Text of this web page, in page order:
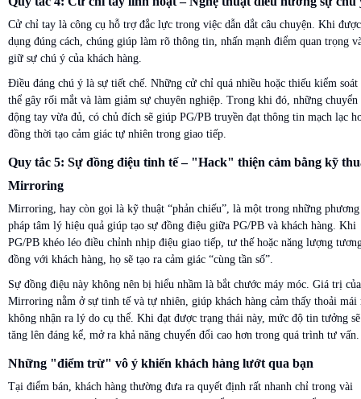
Cử chỉ tay là công cụ hỗ trợ đắc lực trong việc dẫn dắt câu chuyện. Khi
dụng đúng cách, chúng giúp làm rõ thông tin, nhấn mạnh điểm quan trọng
giữ sự chú ý của khách hàng.
Điều đáng chú ý là sự tiết chế. Những cử chỉ quá nhiều hoặc thiếu kiểm soát
thể gây rối mắt và làm giảm sự chuyên nghiệp. Trong khi đó, những chuyển
động tay vừa đủ, có chủ đích sẽ giúp PG/PB truyền đạt thông tin mạch lạc
đồng thời tạo cảm giác tự nhiên trong giao tiếp.
Quy tắc 5: Sự đồng điệu tinh tế – "Hack" thiện cảm bằng kỹ
Mirroring
Mirroring, hay còn gọi là kỹ thuật “phản chiếu”, là một trong những phương
pháp tâm lý hiệu quả giúp tạo sự đồng điệu giữa PG/PB và khách hàng. Khi
PG/PB khéo léo điều chỉnh nhịp điệu giao tiếp, tư thế hoặc năng lượng
đồng với khách hàng, họ sẽ tạo ra cảm giác “cùng tần số”.
Sự đồng điệu này không nên bị hiểu nhầm là bắt chước máy móc. Giá trị của
Mirroring nằm ở sự tinh tế và tự nhiên, giúp khách hàng cảm thấy thoải mái
không nhận ra lý do cụ thể. Khi đạt được trạng thái này, mức độ tin tưởng sẽ
tăng lên đáng kể, mở ra khả năng chuyển đổi cao hơn trong quá trình tư vấn.
Những "điểm trừ" vô ý khiến khách hàng lướt qua bạn
Tại điểm bán, khách hàng thường đưa ra quyết định rất nhanh chỉ trong vài